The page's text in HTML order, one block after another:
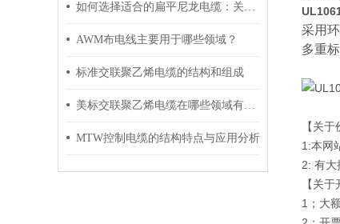
如何选择适合的扁平尼龙电缆：关键因素与建议
AWM布电线主要用于哪些领域？
标准交联聚乙烯电缆的结构和组成
美标交联聚乙烯电缆在哪些领域有广泛应用？
MTW控制电缆的结构特点与应用分析
采用
多重
【关于
1:本网
2: 有大
【关于
1；大